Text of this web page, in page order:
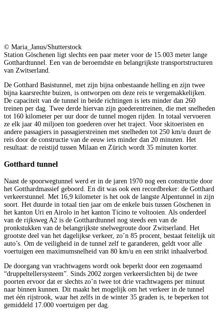
© Maria_Janus/Shutterstock
Station Göschenen ligt slechts een paar meter voor de 15.003 meter lange
Gotthardtunnel. Een van de beroemdste en belangrijkste transportstructuren
van Zwitserland.
De Gotthard Basistunnel, met zijn bijna onbestaande helling en zijn twee
bijna kaarsrechte buizen, is ontworpen om deze reis te vergemakkelijken.
De capaciteit van de tunnel in beide richtingen is iets minder dan 260
treinen per dag. Twee derde hiervan zijn goederentreinen, die met snelheden
tot 160 kilometer per uur door de tunnel mogen rijden. In totaal vervoeren
ze elk jaar 40 miljoen ton goederen over het traject. Voor skitoeristen en
andere passagiers in passagierstreinen met snelheden tot 250 km/u duurt de
reis door de constructie van de eeuw iets minder dan 20 minuten. Het
resultaat: de reistijd tussen Milaan en Zürich wordt 35 minuten korter.
Gotthard tunnel
Naast de spoorwegtunnel werd er in de jaren 1970 nog een constructie door
het Gotthardmassief geboord. En dit was ook een recordbreker: de Gotthard
verkeerstunnel. Met 16,9 kilometer is het ook de langste Alpentunnel in zijn
soort. Het duurde in totaal tien jaar om de enkele buis tussen Göschenen in
het kanton Uri en Airolo in het kanton Ticino te voltooien. Als onderdeel
van de rijksweg A2 is de Gotthardtunnel nog steeds een van de
pronkstukken van de belangrijkste snelwegroute door Zwitserland. Het
grootste deel van het dagelijkse verkeer, zo’n 85 procent, bestaat feitelijk uit
auto’s. Om de veiligheid in de tunnel zelf te garanderen, geldt voor alle
voertuigen een maximumsnelheid van 80 km/u en een strikt inhaalverbod.
De doorgang van vrachtwagens wordt ook beperkt door een zogenaamd
“druppeltellersysteem”. Sinds 2002 zorgen verkeerslichten bij de twee
poorten ervoor dat er slechts zo’n twee tot drie vrachtwagens per minuut
naar binnen kunnen. Dit maakt het mogelijk om het verkeer in de tunnel
met één rijstrook, waar het zelfs in de winter 35 graden is, te beperken tot
gemiddeld 17.000 voertuigen per dag.